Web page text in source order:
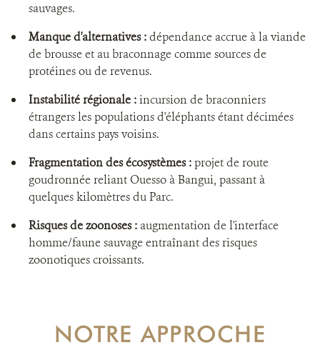
sauvages.
Manque d'alternatives :dépendance accrue à la viande
de brousse et au braconnage comme sources de
protéines ou de revenus.
Instabilité régionale :incursion de braconniers
étrangers les populations d'éléphants étant décimées
dans certains pays voisins.
Fragmentation des écosystèmes : projet de route
goudronnée reliant Ouesso à Bangui, passant à
quelques kilomètres du Parc.
Risques de zoonoses : augmentation de l'interface
homme/faune sauvage entraînant des risques
zoonotiques croissants.
NOTRE APPROCHE